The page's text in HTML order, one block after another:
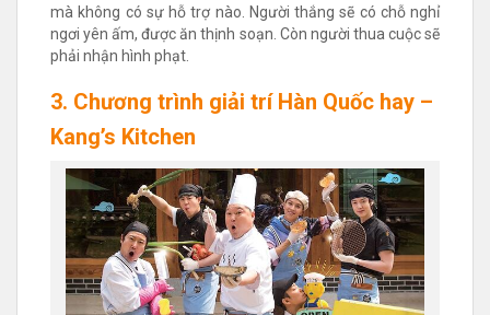
mà không có sự hỗ trợ nào. Người thắng sẽ có chỗ nghỉ
ngơi yên ấm, được ăn thịnh soạn. Còn người thua cuộc sẽ
phải nhận hình phạt.
3. Chương trình giải trí Hàn Quốc hay –
Kang’s Kitchen